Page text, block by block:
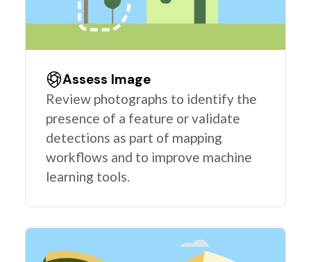
Assess Image
Review photographs to identify the
presence of a feature or validate
detections as part of mapping
workflows and to improve machine
learning tools.